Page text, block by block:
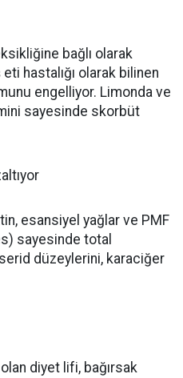
bağlı olarak
hastalığı olarak bilinen
engelliyor. Limonda ve
sayesinde skorbüt
esansiyel yağlar ve PMF
sayesinde total
düzeylerini, karaciğer
diyet lifi, bağırsak